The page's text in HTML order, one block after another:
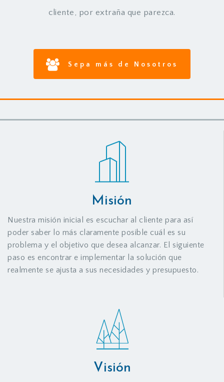
cliente, por extraña que parezca.
Sepa más de Nosotros
Misión
Nuestra misión inicial es escuchar al cliente para así
poder saber lo más claramente posible cuál es su
problema y el objetivo que desea alcanzar. El siguiente
paso es encontrar e implementar la solución que
realmente se ajusta a sus necesidades y presupuesto.
Visión